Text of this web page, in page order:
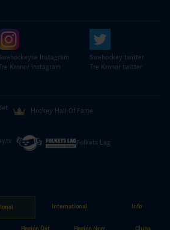
International Info
Instagram
Kronor instagram
Swehockey twitter
Tre Kronor twitter
Hockey Hall Of Fame
Folkets Lag